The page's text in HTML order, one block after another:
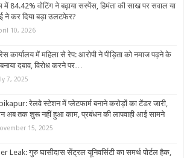
84.42% वोटिंग ने बढ़ाया सस्पेंस, हिमंता की साख पर सवाल या
ने कर द‍िया बड़ा उलटफेर?
10, 2026
कार्यालय में महिला से रेप: आरोपी ने पीड़िता को नमाज पढ़ने के
दबाव, विरोध करने पर…
7, 2025
रेलवे स्टेशन में प्लेटफार्म बनाने करोड़ों का टेंडर जारी,
अब तक शुरू नहीं हुआ काम, प्रबंधन की लापवाही आई सामने
15, 2025
Leak: गुरु घासीदास सेंट्रल यूनिवर्सिटी का समर्थ पोर्टल हैक,